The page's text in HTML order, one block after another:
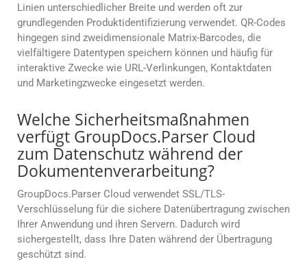
Linien unterschiedlicher Breite und werden oft zur
grundlegenden Produktidentifizierung verwendet. QR-Codes
hingegen sind zweidimensionale Matrix-Barcodes, die
vielfältigere Datentypen speichern können und häufig für
interaktive Zwecke wie URL-Verlinkungen, Kontaktdaten
und Marketingzwecke eingesetzt werden.
Welche Sicherheitsmaßnahmen
verfügt GroupDocs.Parser Cloud
zum Datenschutz während der
Dokumentenverarbeitung?
GroupDocs.Parser Cloud verwendet SSL/TLS-
Verschlüsselung für die sichere Datenübertragung zwischen
Ihrer Anwendung und ihren Servern. Dadurch wird
sichergestellt, dass Ihre Daten während der Übertragung
geschützt sind.